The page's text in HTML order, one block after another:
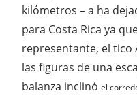
kilómetros – a ha
para Costa Rica ya
representante, el tico
las figuras de una
balanza inclinó el